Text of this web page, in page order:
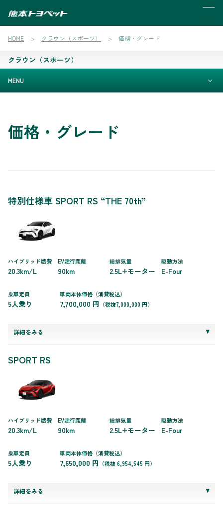
HOME クラウン（スポーツ） 価格・グレード
クラウン（スポーツ）
MENU
価格・グレード
特別仕様車 SPORT RS “THE 70th”
ハイブリッド燃費
20.3km/L
EV走行距離
90km
総排気量
2.5L+モーター
駆動方法
E-Four
乗車定員
5人乗り
車両本体価格（消費税込）
7,700,000 円 （税抜7,000,000 円）
詳細をみる
SPORT RS
ハイブリッド燃費
20.3km/L
EV走行距離
90km
総排気量
2.5L+モーター
駆動方法
E-Four
乗車定員
5人乗り
車両本体価格（消費税込）
7,650,000 円 （税抜 6,954,545 円）
詳細をみる